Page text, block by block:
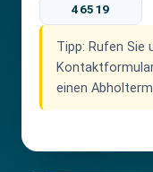
46519
Tipp: Rufen Sie
einen